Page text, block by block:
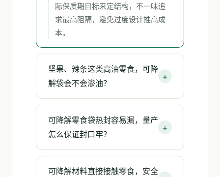
际保质期目标来定结构，不一味追
求最高阻隔，避免过度设计推高成
本。
坚果、辣条这类高油零食，可降
解袋会不会渗油？
可降解零食袋热封容易漏，量产
怎么保证封口牢？
可降解材料直接接触零食，安全